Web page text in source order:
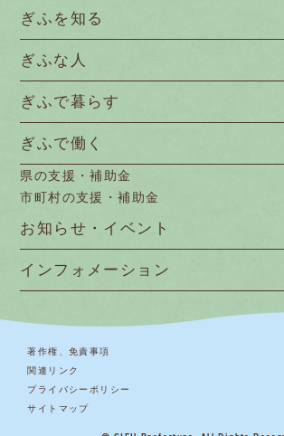
ぎふを知る
ぎふな人
ぎふで暮らす
ぎふで働く
県の支援・補助金
市町村の支援・補助金
お知らせ・イベント
インフォメーション
著作権、免責事項
関連リンク
プライバシーポリシー
サイトマップ